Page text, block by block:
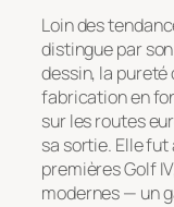
Loin des
distingue par
dessin, la pureté
fabrication en
sur les routes
sa sortie. Elle
premières Golf
modernes — un